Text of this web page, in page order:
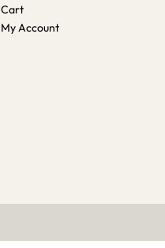
Cart
My Account